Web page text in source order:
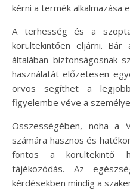
kérni a termék alkalmazása
A terhesség és a
körültekintően eljárni.
általában biztonságosnak
használatát előzetesen
orvos segíthet a legjobb
figyelembe véve a
Összességében, noha a
számára hasznos és
fontos a körültekintő
tájékozódás. Az
kérdésekben mindig a